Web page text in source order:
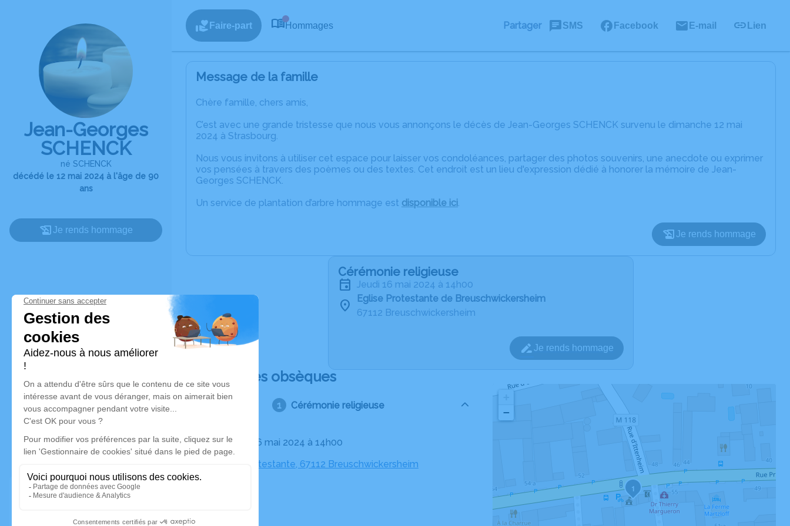
Jean-Georges
SCHENCK
né SCHENCK
décédé le 12 mai 2024 à l'âge de 90
ans
Je rends hommage
Faire-part Hommages Partager SMS Facebook E-mail Lien
Message de la famille
Chère famille, chers amis,
C’est avec une grande tristesse que nous vous annonçons le décès de Jean-Georges SCHENCK survenu le dimanche 12 mai
2024 à Strasbourg.
Nous vous invitons à utiliser cet espace pour laisser vos condoléances, partager des photos souvenirs, une anecdote ou exprimer
vos pensées à travers des poèmes ou des textes. Cet endroit est un lieu d'expression dédié à honorer la mémoire de Jean-
Georges SCHENCK.
Un service de plantation d’arbre hommage est disponible ici.
Je rends hommage
Cérémonie religieuse
jeudi 16 mai 2024 à 14h00
Eglise Protestante de Breuschwickersheim
67112 Breuschwickersheim
Je rends hommage
Déroulé des obsèques
Cérémonie religieuse
Le jeudi 16 mai 2024 à 14h00
Eglise Protestante, 67112 Breuschwickersheim
1
−